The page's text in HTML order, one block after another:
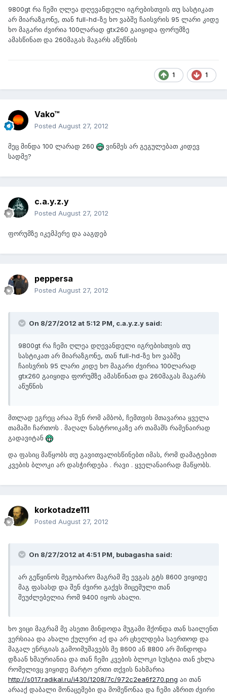
9800gt რა ჩემი ღლეა დღევანდელი იგრებისთვის თუ სასტიკათ
არ მიარაზგონე, თან full-hd-ზე ხო ვაბშე ჩაისვრის 95 ლარი კიდე
ხო მაგარი ძვირია 100ლარად gtx260 გაიყიდა ფორუმზე
ამასწინათ და 260მაგას მაგარს აწუწნის
1 1
Vako™
Posted August 27, 2012
მეც მინდა 100 ლარად 260
ვინმეს არ გეგულებათ კიდევ
სადმე?
c.a.y.z.y
Posted August 27, 2012
ფორუმზე იკემპერე და ააგდებ
peppersa
Posted August 27, 2012
On 8/27/2012 at 5:12 PM, c.a.y.z.y said:
9800gt რა ჩემი ღლეა დღევანდელი იგრებისთვის თუ
სასტიკათ არ მიარაზგონე, თან full-hd-ზე ხო ვაბშე
ჩაისვრის 95 ლარი კიდე ხო მაგარი ძვირია 100ლარად
gtx260 გაიყიდა ფორუმზე ამასწინათ და 260მაგას მაგარს
აწუწნის
მთლად ეგრეც არაა შენ რომ ამბობ, ჩემთვის მთავარია ყველა
თამაში ჩართოს . მაღალ ნასტროიკაზე არ თამაშს რამენაირად
გადავიტან
და ფასიც მაწყობს თუ გავითვალისწინებთ იმას, რომ დამატებით
კვების ბლოკი არ დასჭირდება . რავი . ყველანაირად მაწყობს.
korkotadze111
Posted August 27, 2012
On 8/27/2012 at 4:51 PM, bubagasha said:
არ გეწყინოს მეგობარო მაგრამ მე ევგას გტს 8600 ვიყიდე
მაგ ფასასდ და შენ ძვირი გაქვს მიცემული თან
შეუძლებელია რომ 9400 იყოს ახალი.
ხო ვიცი მაგრამ მე ასეთი მინდოდა მუგამი მქონდა თან საილენთ
ვერსიაა და ახალი ქულერი აქ და არ ცხელდება საერთოდ და
მაგალ ენრგიას გამოიმუშავებს მე 8600 ან 8800 არ მინდოდა
დზაან ხმაურიანია და თან ჩემი კვების ბლოკი სუსტია თან ეხლა
რომელივც ვიყიდე მარტო ერთი თქვის ნახმარია
http://s017.radikal.ru/i430/1208/7c/972c2ea6f270.png აი თან
არააქ დაბალი მონაცემები და მომეწონაა და ჩემი აზრით ძვირი